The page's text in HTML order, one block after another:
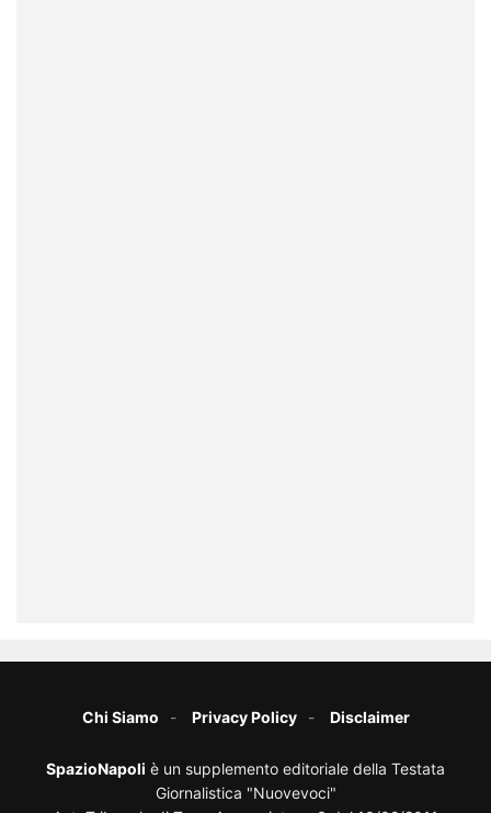
Chi Siamo Privacy Policy Disclaimer
SpazioNapoli è un supplemento editoriale della Testata
Giornalistica "Nuovevoci"